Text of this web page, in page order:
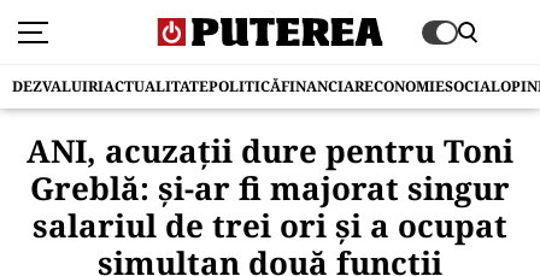
DEZVALUIRIACTUALITATEPOLITICĂFINANCIARECONOMIESOCIAL
ANI, acuzații dure pentru Toni
Greblă: și-ar fi majorat singur
salariul de trei ori și a ocupat
simultan două funcții